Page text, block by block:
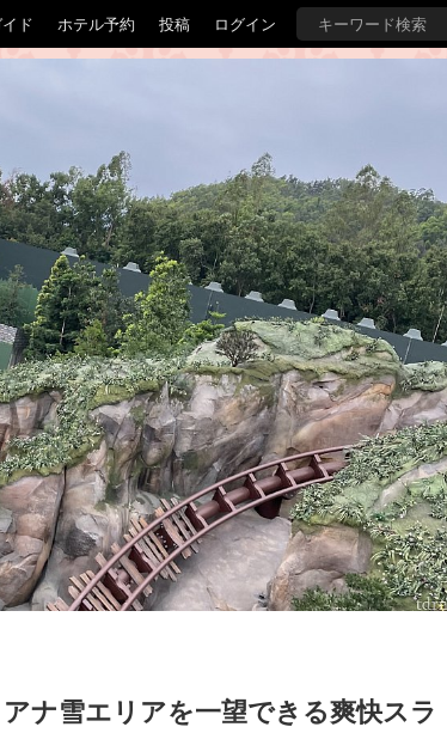
ド ホテル予約 投稿 ログイン
ナ雪エリアを一望できる爽快スラ